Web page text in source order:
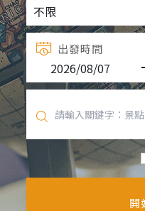
出發時間
開